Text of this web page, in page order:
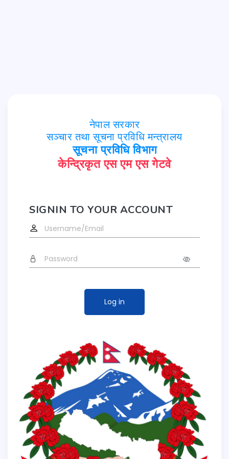
नेपाल सरकार
सञ्चार तथा सूचना प्रविधि मन्त्रालय
सूचना प्रविधि विभाग
केन्द्रिकृत एस एम एस गेटवे
SIGNIN TO YOUR ACCOUNT